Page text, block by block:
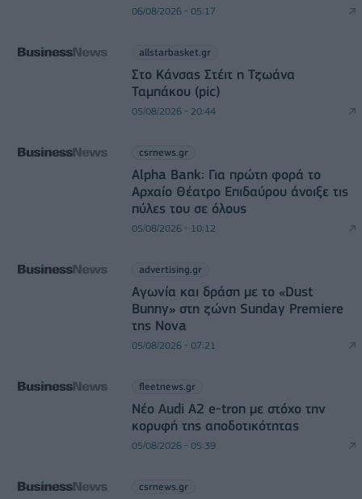
06/08/2026 - 05:17
allstarbasket.gr
Στο Κάνσας Στέιτ η Τζωάνα
Ταμπάκου (pic)
05/08/2026 - 20:44
csrnews.gr
Alpha Bank: Για πρώτη φορά το
Αρχαίο Θέατρο Επιδαύρου άνοιξε τις
πύλες του σε όλους
05/08/2026 - 10:12
advertising.gr
Αγωνία και δράση με το «Dust
Bunny» στη ζώνη Sunday Premiere
της Nova
05/08/2026 - 07:21
fleetnews.gr
Νέο Audi A2 e-tron με στόχο την
κορυφή της αποδοτικότητας
05/08/2026 - 05:39
csrnews.gr